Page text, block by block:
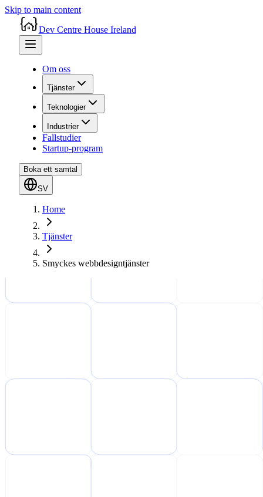
Skip to main content
Dev Centre House Ireland
Om oss
Tjänster
Teknologier
Industrier
Fallstudier
Startup-program
Boka ett samtal
SV
Home
Tjänster
Smyckes webbdesigntjänster